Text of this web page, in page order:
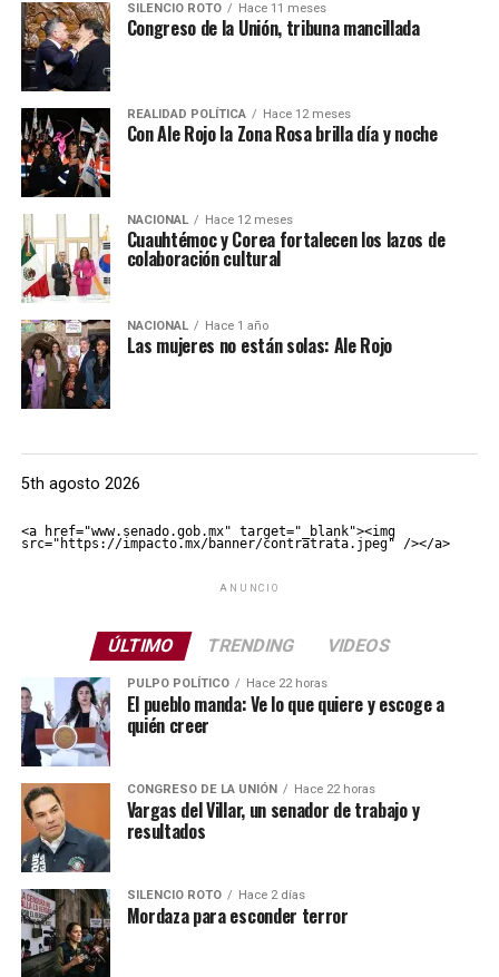
SILENCIO ROTO Hace 11 meses
Congreso de la Unión, tribuna mancillada
REALIDAD POLÍTICA Hace 12 meses
Con Ale Rojo la Zona Rosa brilla día y noche
NACIONAL Hace 12 meses
Cuauhtémoc y Corea fortalecen los lazos de
colaboración cultural
NACIONAL Hace 1 año
Las mujeres no están solas: Ale Rojo
5th agosto 2026
<a href="www.senado.gob.mx" target="_blank"><img
src="https://impacto.mx/banner/contratrata.jpeg" /></a>
ANUNCIO
ÚLTIMO TRENDING VIDEOS
PULPO POLÍTICO Hace 22 horas
El pueblo manda: Ve lo que quiere y escoge a
quién creer
CONGRESO DE LA UNIÓN Hace 22 horas
Vargas del Villar, un senador de trabajo y
resultados
SILENCIO ROTO Hace 2 días
Mordaza para esconder terror